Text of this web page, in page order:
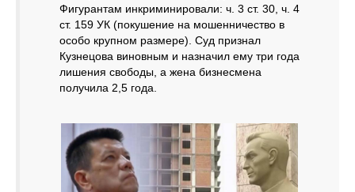
Фигурантам инкриминировали: ч. 3 ст. 30, ч. 4
ст. 159 УК (покушение на мошенничество в
особо крупном размере). Суд признал
Кузнецова виновным и назначил ему три года
лишения свободы, а жена бизнесмена
получила 2,5 года.